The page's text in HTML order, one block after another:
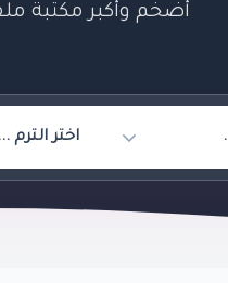
أضخم وأكبر مكتبة